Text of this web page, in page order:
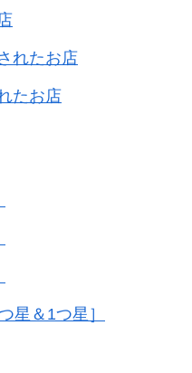
れたお店
たお店
星＆1つ星］